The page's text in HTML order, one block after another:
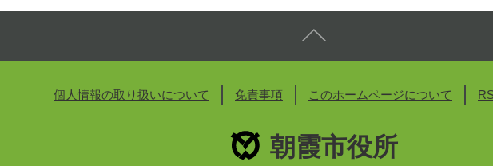
個人情報の取り扱いについて 免責事項 このホームページについて
朝霞市役所